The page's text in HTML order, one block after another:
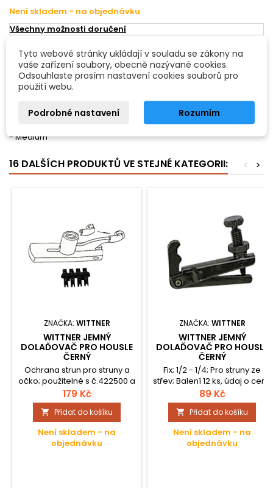
Není skladem - na objednávku
Všechny možnosti doručení
POPIS DETAILY PRODUKTU
Kolíček pro housle Hill model Zimostráz
Černý knoflík
- Balení 4 ks, údaj o ceně za jeden kolíček
- Medium
16 DALŠÍCH PRODUKTŮ VE STEJNÉ KATEGORII: >
<
ZNAČKA: WITTNER
WITTNER JEMNÝ
DOLAĎOVAČ PRO HOUSLE
ČERNÝ
Ochrana strun pro struny a
očko; použitelné s č.422500 a
Hill modelem; Balení 8 kusů;
179 Kč
 Přidat do košíku
Není skladem - na
objednávku
ZNAČKA: WITTNER
WITTNER JEMNÝ
DOLAĎOVAČ PRO HOUSLE
ČERNÝ
Fix; 1/2 - 1/4; Pro struny ze
střev; Balení 12 ks, údaj o ceně
pro jednotlivé dolaďovače;
89 Kč
 Přidat do košíku
Není skladem - na
objednávku
Tyto webové stránky ukládají v souladu se zákony na
vaše zařízení soubory, obecně nazývané cookies.
Odsouhlaste prosím nastavení cookies souborů pro
použití webu.
Podrobné nastavení Rozumím